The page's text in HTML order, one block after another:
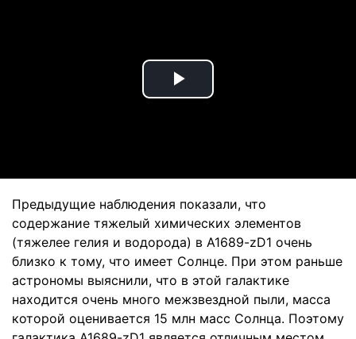
Play
Предыдущие наблюдения показали, что
содержание тяжелый химических элементов
(тяжелее гелия и водорода) в A1689-zD1 очень
близко к тому, что имеет Солнце. При этом раньше
астрономы выяснили, что в этой галактике
находится очень много межзвездной пыли, масса
которой оценивается 15 млн масс Солнца. Поэтому